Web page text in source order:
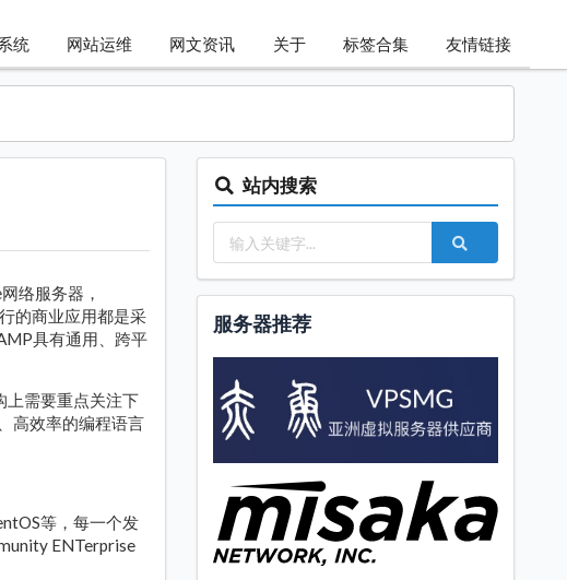
统 网站运维 网文资讯 关于 标签合集 友情链接
络服务器，
的商业应用都是采
具有通用、跨平
上需要重点关注下
高效率的编程语言
等，每一个发
ENTerprise
站内搜索
服务器推荐